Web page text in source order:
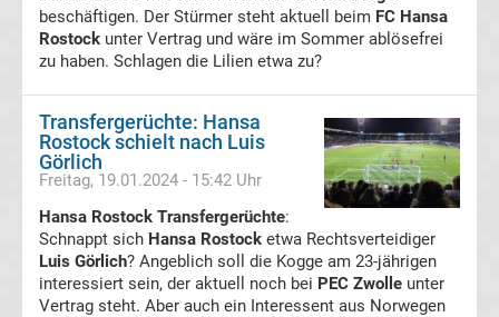
Rostock
Transfergerüchte
FC
St.
Pauli
Transfergerüchte
beschäftigen. Der Stürmer steht aktuell beim FC Hansa
Rostock unter Vertrag und wäre im Sommer ablösefrei
zu haben. Schlagen die Lilien etwa zu?
Transfergerüchte: Hansa
Rostock schielt nach Luis
Görlich
Freitag, 19.01.2024 - 15:42 Uhr
Hansa Rostock Transfergerüchte:
Schnappt sich Hansa Rostock etwa Rechtsverteidiger
Luis Görlich? Angeblich soll die Kogge am 23-jährigen
interessiert sein, der aktuell noch bei PEC Zwolle unter
Vertrag steht. Aber auch ein Interessent aus Norwegen